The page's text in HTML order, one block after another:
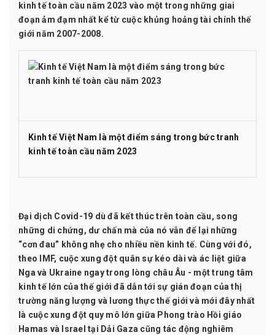
kinh tế toàn cầu năm 2023 vào một trong những giai
đoạn ảm đạm nhất kể từ cuộc khủng hoảng tài chính thế
giới năm 2007-2008.
Kinh tế Việt Nam là một điểm sáng trong bức tranh
kinh tế toàn cầu năm 2023
Đại dịch Covid-19 dù đã kết thúc trên toàn cầu, song
những di chứng, dư chấn mà của nó vẫn để lại những
“cơn đau” không nhẹ cho nhiều nền kinh tế. Cùng với đó,
theo IMF, cuộc xung đột quân sự kéo dài và ác liệt giữa
Nga và Ukraine ngay trong lòng châu Âu - một trung tâm
kinh tế lớn của thế giới đã dẫn tới sự gián đoạn của thị
trường năng lượng và lương thực thế giới và mới đây nhất
là cuộc xung đột quy mô lớn giữa Phong trào Hồi giáo
Hamas và Israel tại Dải Gaza cũng tác động nghiêm